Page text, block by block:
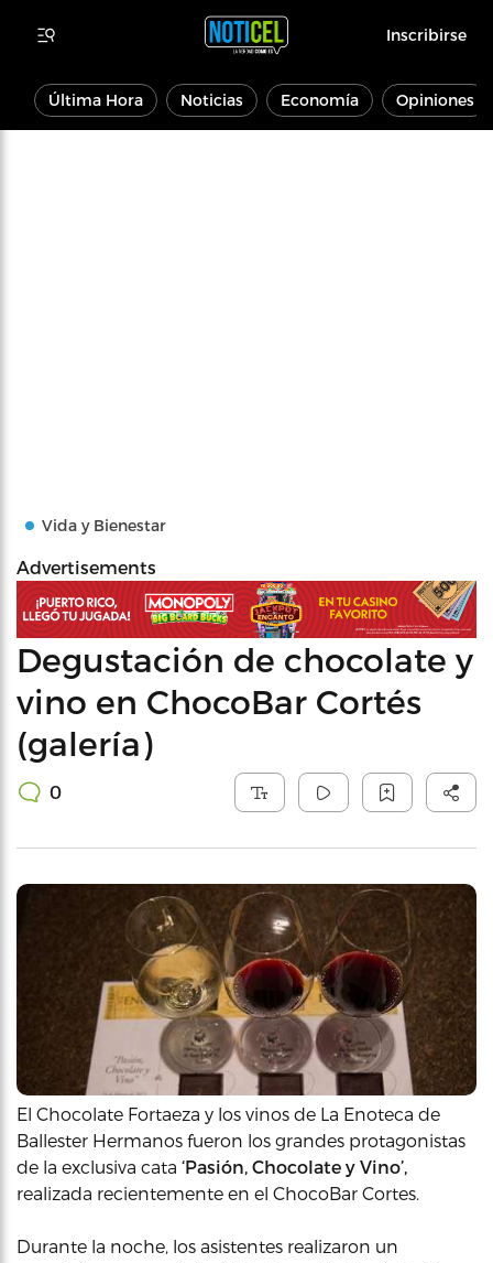
Inscribirse
Última Hora Noticias Economía Opiniones
Vida y Bienestar
Advertisements
Degustación de chocolate y
vino en ChocoBar Cortés
(galería)
0
El Chocolate Fortaeza y los vinos de La Enoteca de
Ballester Hermanos fueron los grandes protagonistas
de la exclusiva cata ‘Pasión, Chocolate y Vino’,
realizada recientemente en el ChocoBar Cortes.
Durante la noche, los asistentes realizaron un